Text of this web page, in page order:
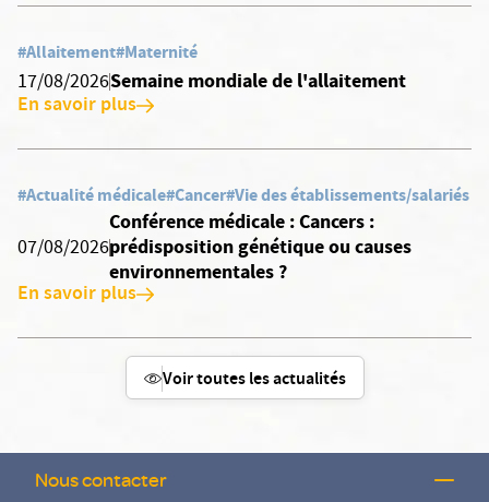
#Allaitement#Maternité
17/08/2026Semaine mondiale de l'allaitement
En savoir plus
#Actualité médicale#Cancer#Vie des établissements/salariés
07/08/2026
Conférence médicale : Cancers :
prédisposition génétique ou causes
environnementales ?
En savoir plus
Voir toutes les actualités
Nous contacter